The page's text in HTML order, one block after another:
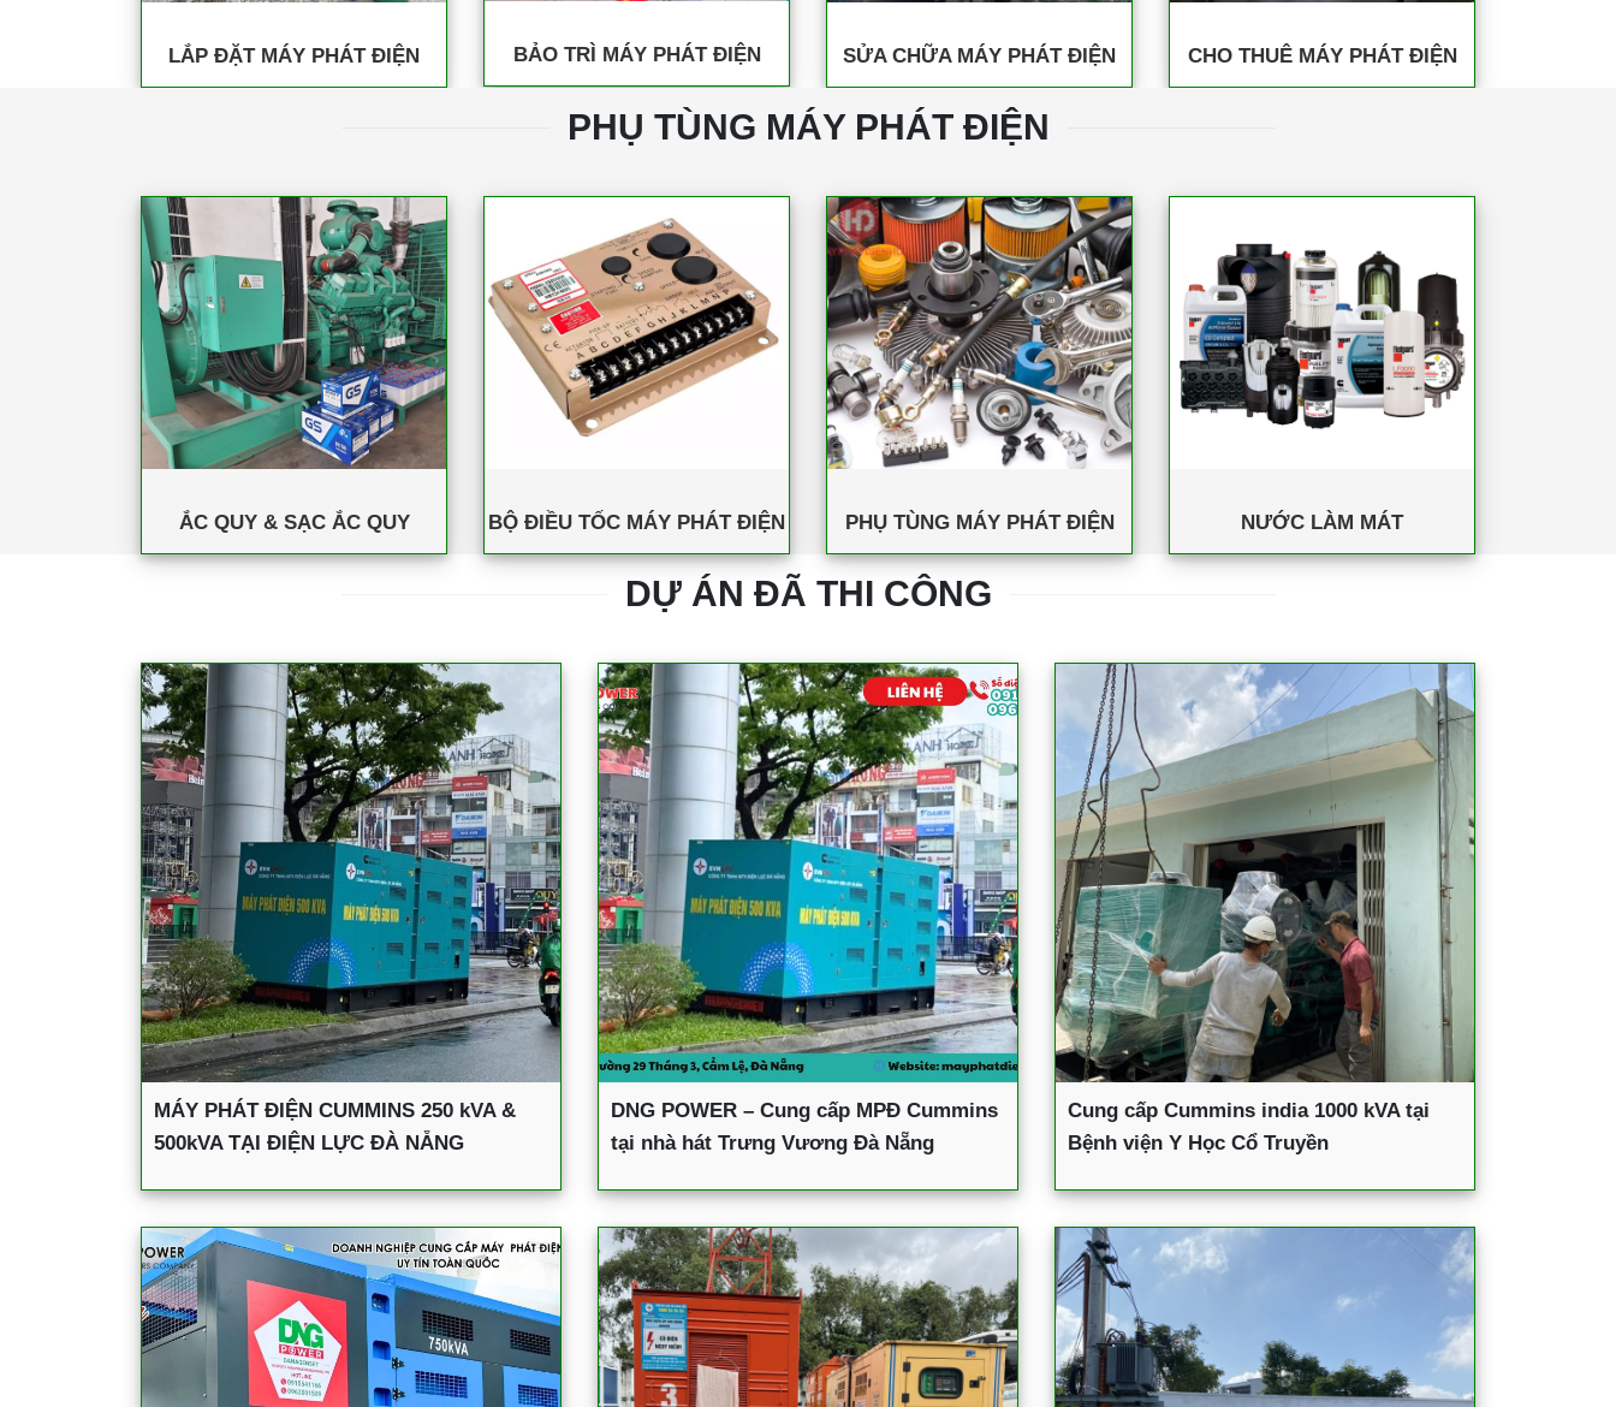
LẮP ĐẶT MÁY PHÁT ĐIỆN BẢO TRÌ MÁY PHÁT ĐIỆN SỬA CHỮA MÁY PHÁT ĐIỆN CHO THUÊ MÁY PHÁT ĐIỆN
PHỤ TÙNG MÁY PHÁT ĐIỆN
ẮC QUY & SẠC ẮC QUY BỘ ĐIỀU TỐC MÁY PHÁT ĐIỆN PHỤ TÙNG MÁY PHÁT ĐIỆN NƯỚC LÀM MÁT
DỰ ÁN ĐÃ THI CÔNG
MÁY PHÁT ĐIỆN CUMMINS 250 kVA &
500kVA TẠI ĐIỆN LỰC ĐÀ NẴNG
DNG POWER – Cung cấp MPĐ Cummins
tại nhà hát Trưng Vương Đà Nẵng
Cung cấp Cummins india 1000 kVA tại
Bệnh viện Y Học Cổ Truyền